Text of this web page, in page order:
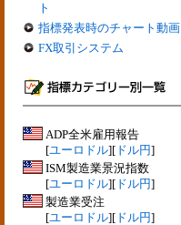
ト
指標発表時のチャート動画
FX取引システム
ADP全米雇用報告
[ユーロドル][ ドル円]
ISM製造業景況指数
[ユーロドル][ ドル円]
製造業受注
[ユーロドル][ ドル円]